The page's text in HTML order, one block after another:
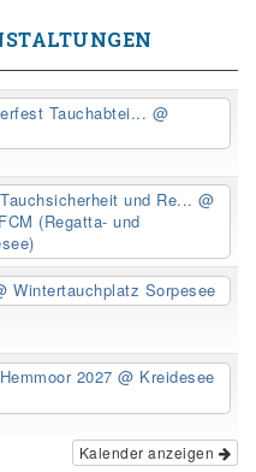
Tauchabtei... @
und Re...@
(Regatta- und
Wintertauchplatz Sorpesee
2027@ Kreidesee
Kalender anzeigen